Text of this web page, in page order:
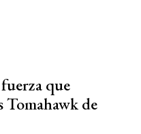
que
Tomahawk de